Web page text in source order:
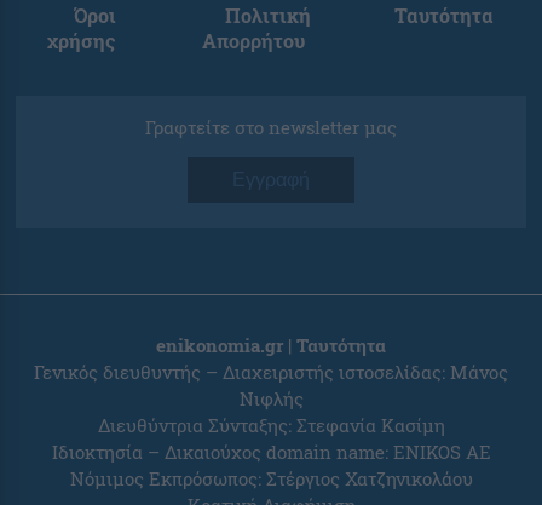
Όροι
χρήσης
Πολιτική
Απορρήτου
Ταυτότητα
Γραφτείτε στο newsletter μας
Εγγραφή
enikonomia.gr | Ταυτότητα
Γενικός διευθυντής – Διαχειριστής ιστοσελίδας: Μάνος
Νιφλής
Διευθύντρια Σύνταξης: Στεφανία Κασίμη
Ιδιοκτησία – Δικαιούχος domain name: ENIKOS AE
Νόμιμος Εκπρόσωπος: Στέργιος Χατζηνικολάου